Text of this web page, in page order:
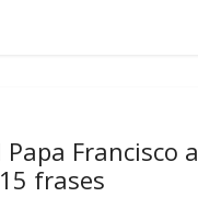
Francisco a
frases